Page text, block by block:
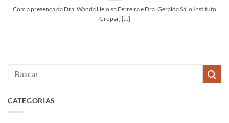
Com a presença da Dra. Wanda Heloisa Ferreira e Dra. Geralda Sá, o Instituto
Gruparj [...]
CATEGORIAS